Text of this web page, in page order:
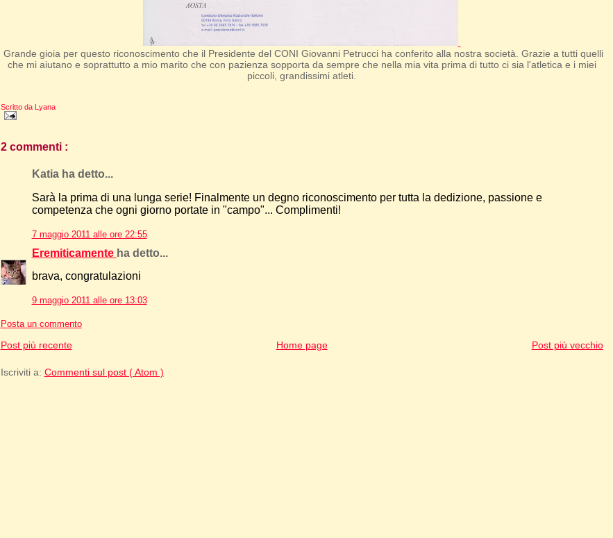
Grande gioia per questo riconoscimento che il Presidente del CONI Giovanni Petrucci ha conferito alla nostra società. Grazie a tutti quelli
che mi aiutano e soprattutto a mio marito che con pazienza sopporta da sempre che nella mia vita prima di tutto ci sia l'atletica e i miei
piccoli, grandissimi atleti.
Scritto da Lyana
2 commenti :
Katia ha detto...
Sarà la prima di una lunga serie! Finalmente un degno riconoscimento per tutta la dedizione, passione e
competenza che ogni giorno portate in "campo"... Complimenti!
7 maggio 2011 alle ore 22:55
Eremiticamente ha detto...
brava, congratulazioni
9 maggio 2011 alle ore 13:03
Posta un commento
Post più recente Post più vecchio
Home page
Iscriviti a: Commenti sul post ( Atom )